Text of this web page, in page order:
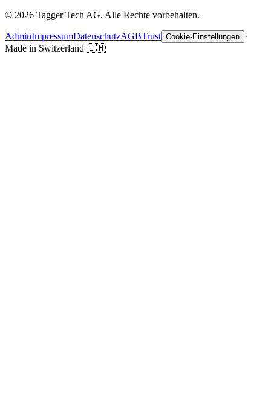
© 2026 Tagger Tech AG. Alle Rechte vorbehalten.
AdminImpressumDatenschutzAGBTrust Cookie-Einstellungen ·
Made in Switzerland 🇨🇭